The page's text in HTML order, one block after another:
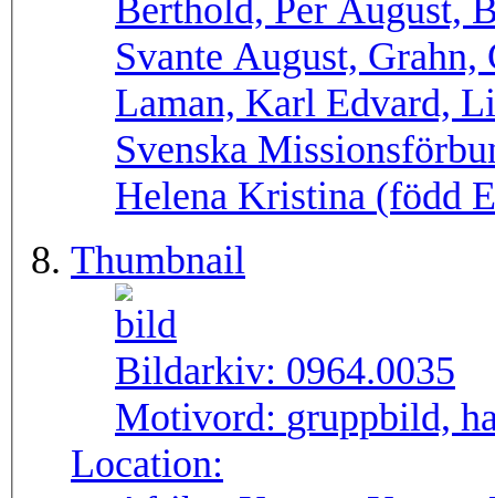
Berthold, Per August,
Svante August,
Laman, Karl Edvard,
Svenska
Helena Kristina (född
Thumbnail
Bildarkiv: 0964.0035
Motivord: gruppbild,
Location: